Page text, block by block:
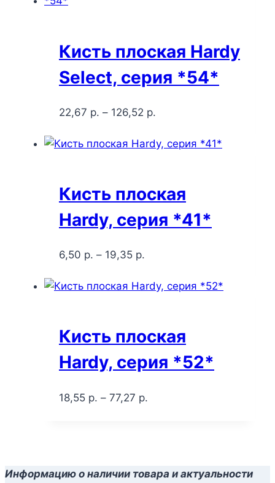
Кисть плоская Hardy
Select, серия *54*
22,67 р. – 126,52 р.
Кисть плоская
Hardy, серия *41*
6,50 р. – 19,35 р.
Кисть плоская
Hardy, серия *52*
18,55 р. – 77,27 р.
Информацию о наличии товара и актуальности